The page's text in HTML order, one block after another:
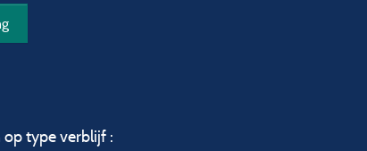
op type verblijf :